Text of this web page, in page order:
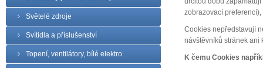
Světelé zdroje
Svítidla a příslušenství
Topení, ventilátory, bílé elektro
zobrazovací
Cookies nepředstavují
návštěvníků stránek ani
K čemu Cookies